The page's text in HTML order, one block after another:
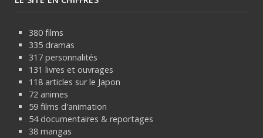
380 films
335 dramas
317 personnalités
131 livres et ouvrages
118 articles sur le Japon
72 animes
59 films d'animation
54 documentaires & reportages
38 mangas